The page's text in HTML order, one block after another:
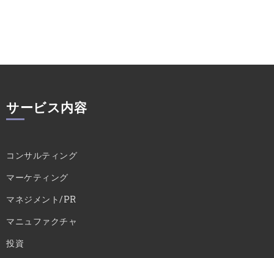
サービス内容
コンサルティング
マーケティング
マネジメント/PR
マニュファクチャ
投資